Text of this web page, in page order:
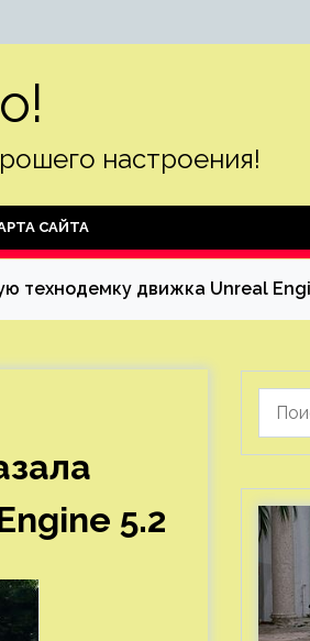
настроения!
САЙТА
технодемку движка Unreal
5.2